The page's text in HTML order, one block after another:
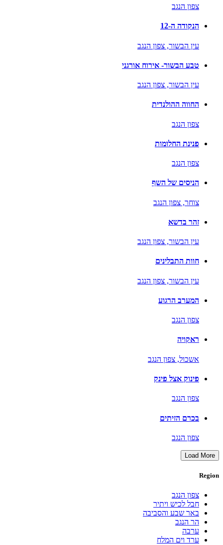
צפון הנגב
הנקודה ה-12
עין הבשור, צפון הנגב
טבע הבשור- אירוח אורגני
עין הבשור, צפון הנגב
החווה ההולנדית
צפון הנגב
פנינת החלומות
צפון הנגב
הניסים של השף
צוחר, צפון הנגב
זהר בדשא
עין הבשור, צפון הנגב
חוות התבלינים
עין הבשור, צפון הנגב
המערב הרגוע
צפון הנגב
ראקויה
אשכול, צפון הנגב
פינוק אצל פינק
צפון הנגב
בכרם הזיתים
צפון הנגב
Load More
Region
צפון הנגב
חבל לכיש ויתיר
באר שבע והסביבה
הר הנגב
ערבה
ערד וים המלח